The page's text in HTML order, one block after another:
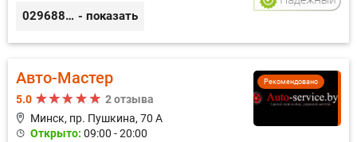
0296889898 - показать
Рекомендовано
Авто-Мастер
5.0
2 отзыва
Минск, пр. Пушкина, 70 А
Открыто: 09:00 - 20:00